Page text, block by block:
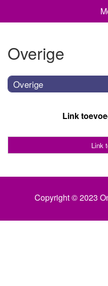
Overige
Overige
Link
Link
Copyright © 2023